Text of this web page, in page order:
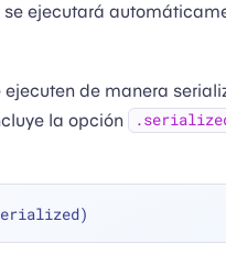
se ejecutará
de manera
la opción